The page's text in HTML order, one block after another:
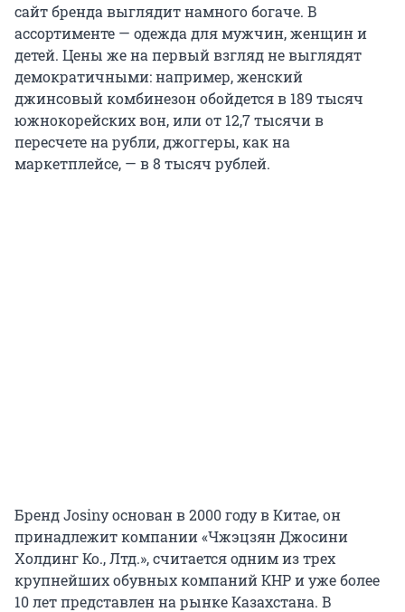
сайт бренда выглядит намного богаче. В
ассортименте — одежда для мужчин, женщин и
детей. Цены же на первый взгляд не выглядят
демократичными: например, женский
джинсовый комбинезон обойдется в 189 тысяч
южнокорейских вон, или от 12,7 тысячи в
пересчете на рубли, джоггеры, как на
маркетплейсе, — в 8 тысяч рублей.
Бренд Josiny основан в 2000 году в Китае, он
принадлежит компании «Чжэцзян Джосини
Холдинг Ко., Лтд.», считается одним из трех
крупнейших обувных компаний КНР и уже более
10 лет представлен на рынке Казахстана. В